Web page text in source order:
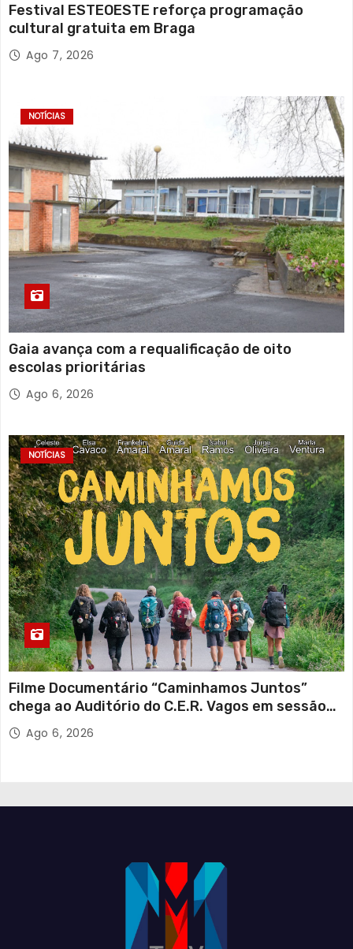
Festival ESTEOESTE reforça programação
cultural gratuita em Braga
Ago 7, 2026
NOTÍCIAS
Gaia avança com a requalificação de oito
escolas prioritárias
Ago 6, 2026
NOTÍCIAS
Filme Documentário “Caminhamos Juntos”
chega ao Auditório do C.E.R. Vagos em sessão
solidária
Ago 6, 2026